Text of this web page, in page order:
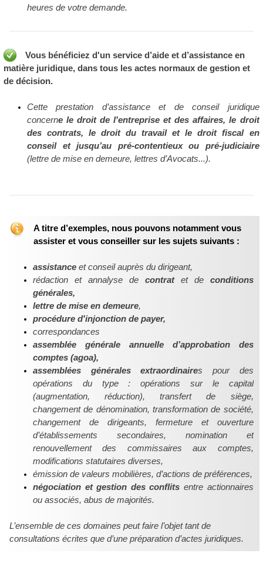
heures de votre demande.
Vous bénéficiez d'un service d’aide et d’assistance en
matière juridique, dans tous les actes normaux de gestion et
de décision.
Cette prestation d’assistance et de conseil juridique
concerne le droit de l'entreprise et des affaires, le droit
des contrats, le droit du travail et le droit fiscal en
conseil et jusqu’au pré-contentieux ou pré-judiciaire
(lettre de mise en demeure, lettres d’Avocats...).
A titre d’exemples, nous pouvons notamment vous
assister et vous conseiller sur les sujets suivants :
assistance et conseil auprès du dirigeant,
rédaction et annalyse decontratet de conditions
générales,
lettre de mise en demeure,
procédure d'injonction de payer,
correspondances
assemblée générale
annuelle d’approbation des
comptes (agoa),
assemblées générales extraordinaires pour des
opérations du type : opérations sur le capital
(augmentation, réduction), transfert de siège,
changement de dénomination, transformation de société,
changement de dirigeants, fermeture et ouverture
d’établissements secondaires, nomination et
renouvellement des commissaires aux comptes,
modifications statutaires diverses,
émission de valeurs mobilières, d’actions de préférences,
négociation et gestion des conflits entre actionnaires
ou associés, abus de majorités.
L’ensemble de ces domaines peut faire l’objet tant de
consultations écrites que d’une préparation d’actes juridiques.